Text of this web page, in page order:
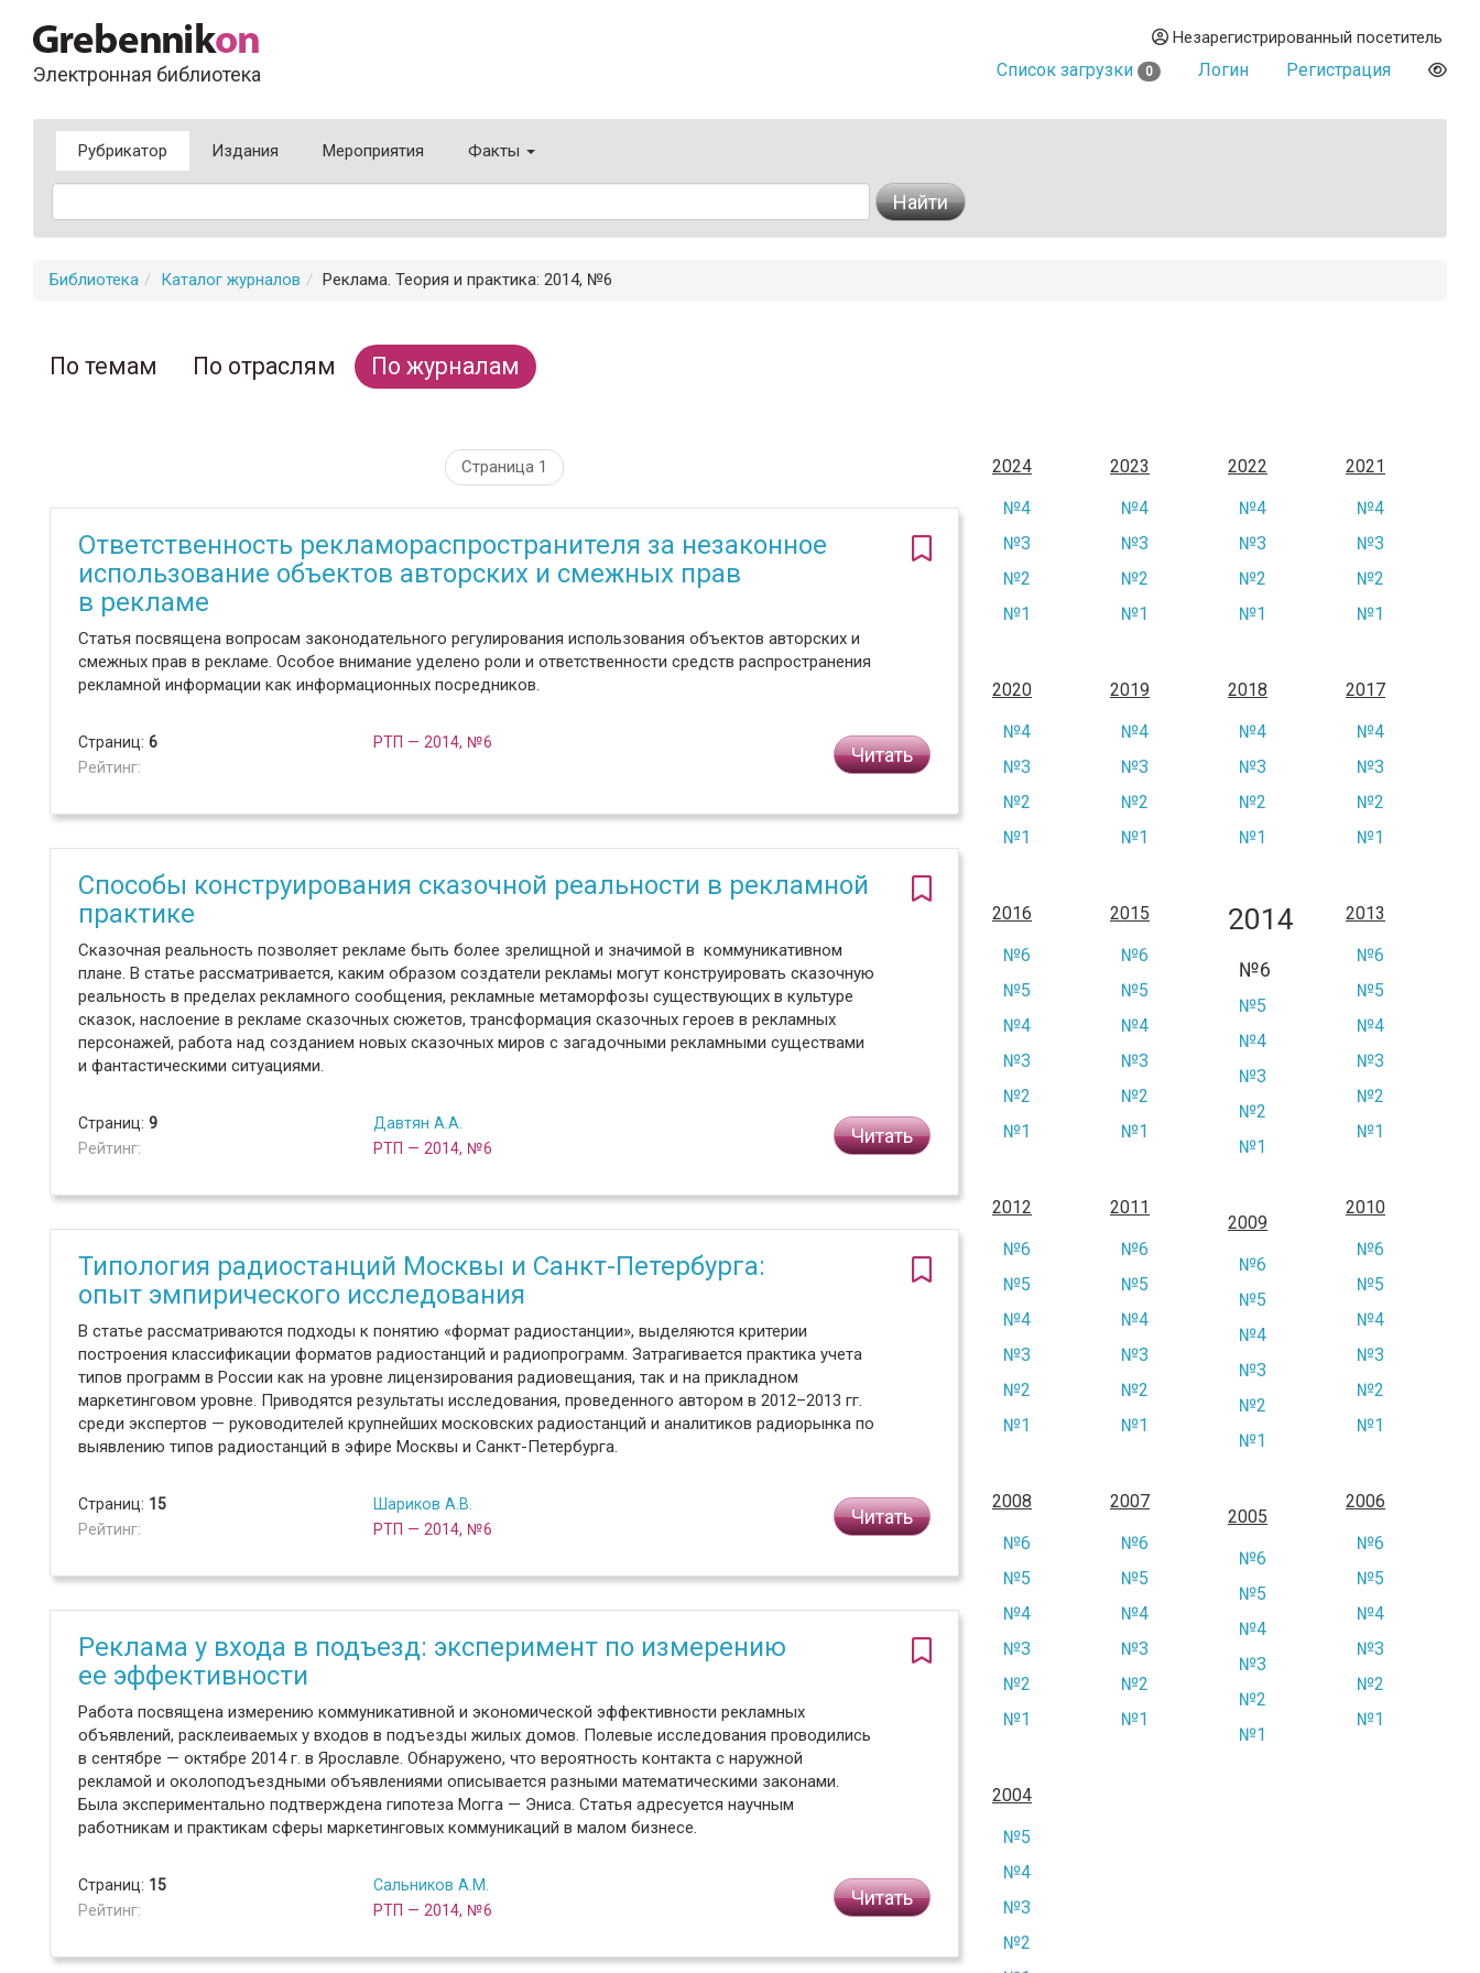
Электронная библиотека
Незарегистрированный посетитель
Список загрузки 0 Логин Регистрация
Рубрикатор Издания Мероприятия Факты
Найти
Библиотека Каталог журналов Реклама. Теория и практика: 2014, №6
По темам По отраслям По журналам
Страница 1
Ответственность рекламораспространителя за незаконное
использование объектов авторских и смежных прав
в рекламе
Статья посвящена вопросам законодательного регулирования использования объектов авторских и
смежных прав в рекламе. Особое внимание уделено роли и ответственности средств распространения
рекламной информации как информационных посредников.
Страниц: 6
Рейтинг:
РТП — 2014, №6
Читать
Способы конструирования сказочной реальности в рекламной
практике
Сказочная реальность позволяет рекламе быть более зрелищной и значимой в коммуникативном
плане. В статье рассматривается, каким образом создатели рекламы могут конструировать сказочную
реальность в пределах рекламного сообщения, рекламные метаморфозы существующих в культуре
сказок, наслоение в рекламе сказочных сюжетов, трансформация сказочных героев в рекламных
персонажей, работа над созданием новых сказочных миров с загадочными рекламными существами
и фантастическими ситуациями.
Страниц: 9
Рейтинг:
Давтян А.А.
РТП — 2014, №6
Читать
Типология радиостанций Москвы и Санкт-Петербурга:
опыт эмпирического исследования
В статье рассматриваются подходы к понятию «формат радиостанции», выделяются критерии
построения классификации форматов радиостанций и радиопрограмм. Затрагивается практика учета
типов программ в России как на уровне лицензирования радиовещания, так и на прикладном
маркетинговом уровне. Приводятся результаты исследования, проведенного автором в 2012–2013 гг.
среди экспертов — руководителей крупнейших московских радиостанций и аналитиков радиорынка по
выявлению типов радиостанций в эфире Москвы и Санкт-Петербурга.
Страниц: 15
Рейтинг:
Шариков А.В.
РТП — 2014, №6
Читать
Реклама у входа в подъезд: эксперимент по измерению
ее эффективности
Работа посвящена измерению коммуникативной и экономической эффективности рекламных
объявлений, расклеиваемых у входов в подъезды жилых домов. Полевые исследования проводились
в сентябре — октябре 2014 г. в Ярославле. Обнаружено, что вероятность контакта с наружной
рекламой и околоподъездными объявлениями описывается разными математическими законами.
Была экспериментально подтверждена гипотеза Могга — Эниса. Статья адресуется научным
работникам и практикам сферы маркетинговых коммуникаций в малом бизнесе.
Страниц: 15
Рейтинг:
Сальников А.М.
РТП — 2014, №6
Читать
2024
№4
№3
№2
№1
2023
№4
№3
№2
№1
2022
№4
№3
№2
№1
2021
№4
№3
№2
№1
2020
№4
№3
№2
№1
2019
№4
№3
№2
№1
2018
№4
№3
№2
№1
2017
№4
№3
№2
№1
2016
№6
№5
№4
№3
№2
№1
2015
№6
№5
№4
№3
№2
№1
2014
№6
№5
№4
№3
№2
№1
2013
№6
№5
№4
№3
№2
№1
2012
№6
№5
№4
№3
№2
№1
2011
№6
№5
№4
№3
№2
№1
2010
№6
№5
№4
№3
№2
№1
2009
№6
№5
№4
№3
№2
№1
2008
№6
№5
№4
№3
№2
№1
2007
№6
№5
№4
№3
№2
№1
2006
№6
№5
№4
№3
№2
№1
2005
№6
№5
№4
№3
№2
№1
2004
№5
№4
№3
№2